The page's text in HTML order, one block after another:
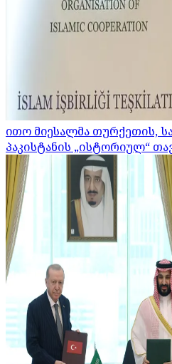
ითო მიესალმა თურქეთის,
პაკისტანის „ისტორიულ“